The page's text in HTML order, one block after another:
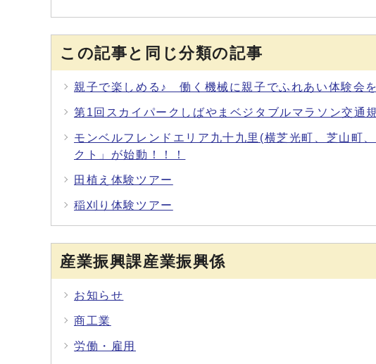
この記事と同じ分類の記事
親子で楽しめる♪ 働く機械に親子でふれあい体験会を
第1回スカイパークしばやまベジタブルマラソン交通
モンベルフレンドエリア九十九里(横芝光町、芝山町
クト」が始動！！！
田植え体験ツアー
稲刈り体験ツアー
産業振興課産業振興係
お知らせ
商工業
労働・雇用